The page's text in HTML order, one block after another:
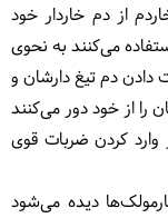
از دم خاردار خود
می‌کنند به‌ نحوی
دادن دم تیغ دارشان و
را از خود دور می‌کنند
وارد کردن ضربات قوی
دیده می‌شود